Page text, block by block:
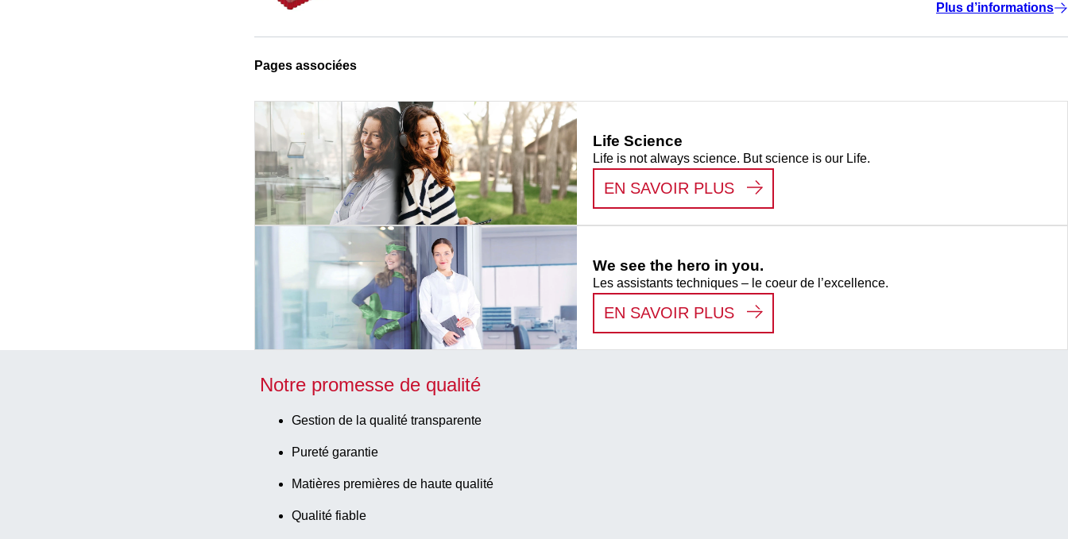
Plus d’informations
Pages associées
Life Science
Life is not always science. But science is our Life.
EN SAVOIR PLUS: LIFE SCIENCE
We see the hero in you.
Les assistants techniques – le coeur de l’excellence.
EN SAVOIR PLUS: WE SEE THE HERO IN YOU.
Notre promesse de qualité
Gestion de la qualité transparente
Pureté garantie
Matières premières de haute qualité
Qualité fiable